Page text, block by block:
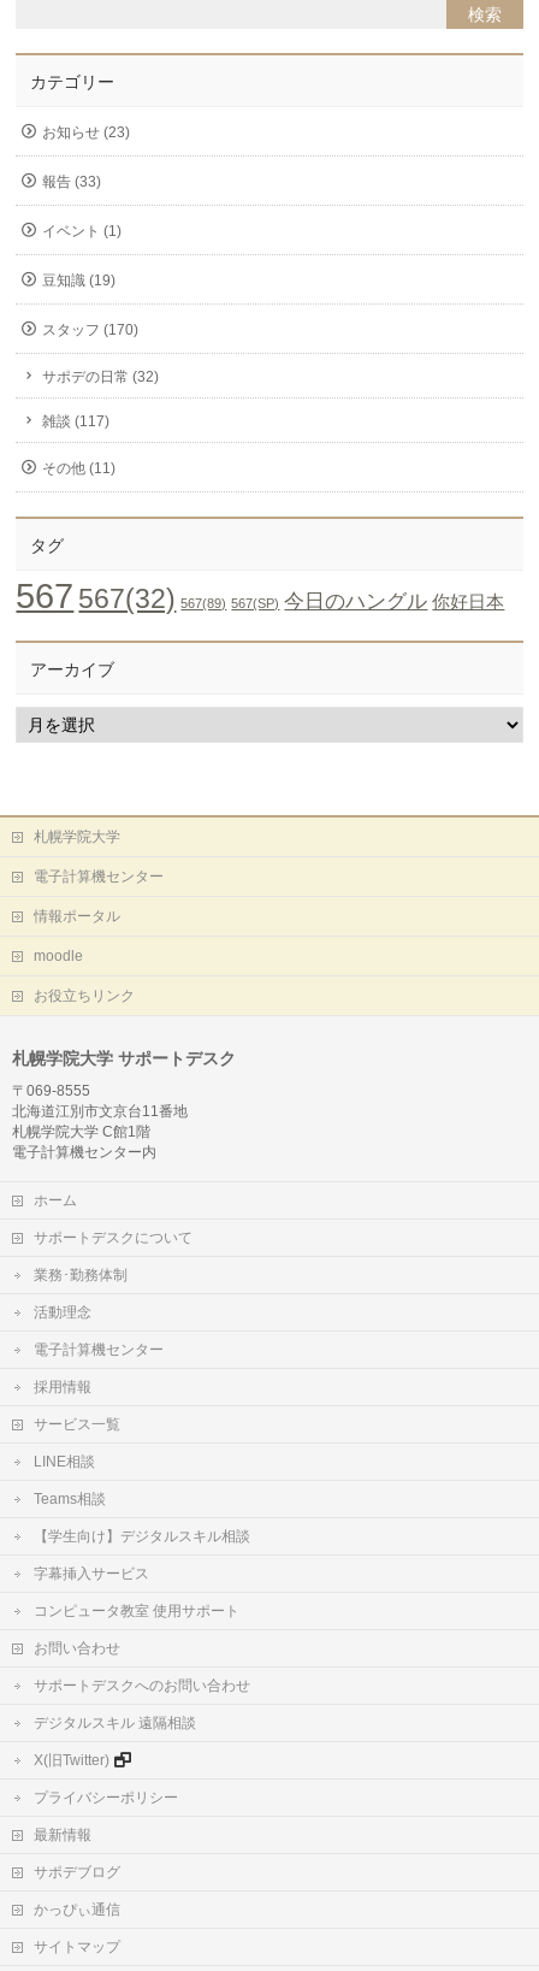
カテゴリー
お知らせ (23)
報告 (33)
イベント (1)
豆知識 (19)
スタッフ (170)
サポデの日常 (32)
雑談 (117)
その他 (11)
タグ
567 567(32) 567(89) 567(SP) 今日のハングル 你好日本
アーカイブ
ア
ー
札幌学院大学
電子計算機センター
情報ポータル
moodle
お役立ちリンク
札幌学院大学 サポートデスク
〒069-8555
北海道江別市文京台11番地
札幌学院大学 C館1階
電子計算機センター内
ホーム
サポートデスクについて
業務･勤務体制
活動理念
電子計算機センター
採用情報
サービス一覧
LINE相談
Teams相談
【学生向け】デジタルスキル相談
字幕挿入サービス
コンピュータ教室 使用サポート
お問い合わせ
サポートデスクへのお問い合わせ
デジタルスキル 遠隔相談
X(旧Twitter)
プライバシーポリシー
最新情報
サポデブログ
かっぴぃ通信
サイトマップ